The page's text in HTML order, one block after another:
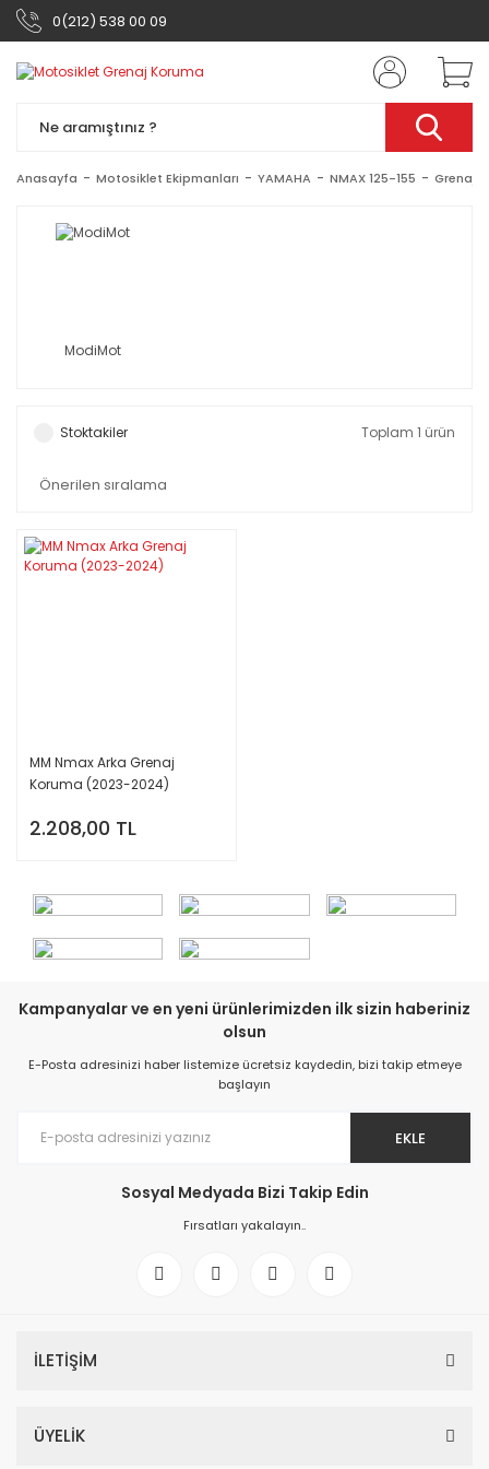
0(212) 538 00 09
Anasayfa Motosiklet Ekipmanları YAMAHA NMAX 125-155 Grenaj
ModiMot
Stoktakiler Toplam 1 ürün
MM Nmax Arka Grenaj
Koruma (2023-2024)
2.208,00 TL
Kampanyalar ve en yeni ürünlerimizden ilk sizin haberiniz
olsun
E-Posta adresinizi haber listemize ücretsiz kaydedin, bizi takip etmeye
başlayın
EKLE
Sosyal Medyada Bizi Takip Edin
Fırsatları yakalayın..
İLETİŞİM
ÜYELİK